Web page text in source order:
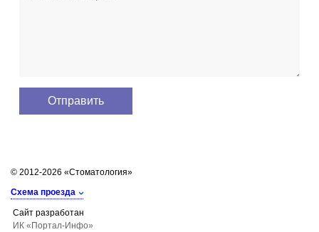
© 2012-2026 «Стоматология»
Схема проезда
Сайт разработан
ИК «Портал-Инфо»